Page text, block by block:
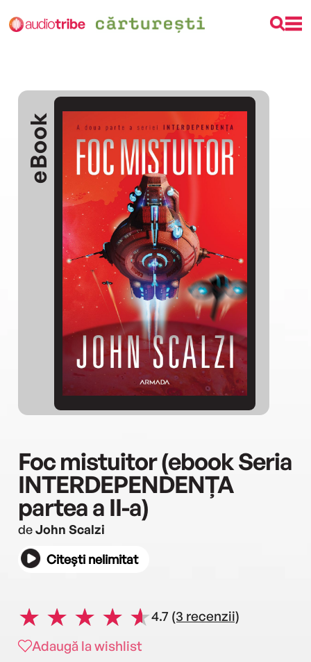
eBook
Foc mistuitor (ebook Seria
INTERDEPENDENȚA
partea a II-a)
deJohn Scalzi
Citești nelimitat
4.7 (3 recenzii)
Adaugă la wishlist